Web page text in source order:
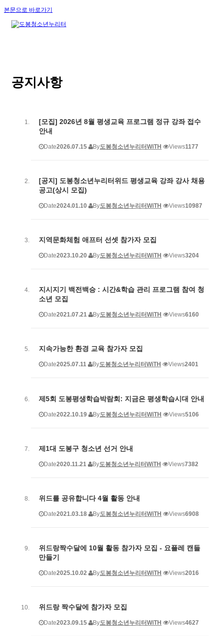
본문으로 바로가기
공지사항
[모집] 2026년 8월 평생교육 프로그램 정규 강좌 접수
안내
Date2026.07.15 By도봉청소년누리터WiTH Views1177
[공지] 도봉청소년누리터위드 평생교육 강좌 강사 채용
공고(상시 모집)
Date2024.01.10 By도봉청소년누리터WiTH Views10987
지역문화체험 애프터 선셋 참가자 모집
Date2023.10.20 By도봉청소년누리터WiTH Views3204
지시지기 백전백승 : 시간&학습 관리 프로그램 참여 청
소년 모집
Date2021.07.21 By도봉청소년누리터WiTH Views6160
지속가능한 환경 교육 참가자 모집
Date2025.07.11 By도봉청소년누리터WiTH Views2401
제5회 도봉평생학습박람회: 지금은 평생학습시대 안내
Date2022.10.19 By도봉청소년누리터WiTH Views5106
제1대 도봉구 청소년 선거 안내
Date2020.11.21 By도봉청소년누리터WiTH Views7382
위드를 공유합니다 4월 활동 안내
Date2021.03.18 By도봉청소년누리터WiTH Views6908
위드랑짝수달에 10월 활동 참가자 모집 - 요플레 캔들
만들기
Date2025.10.02 By도봉청소년누리터WiTH Views2016
위드랑 짝수달에 참가자 모집
Date2023.09.15 By도봉청소년누리터WiTH Views4627